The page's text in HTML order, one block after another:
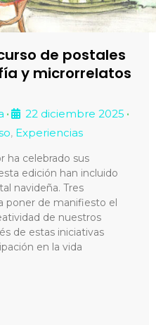
de postales
y microrrelatos
• 22 diciembre 2025 •
, Experiencias
ha celebrado sus
edición han incluido
navideña. Tres
poner de manifiesto el
de nuestros
de estas iniciativas
en la vida